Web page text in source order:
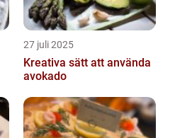
27 juli 2025
Kreativa sätt att använda
avokado